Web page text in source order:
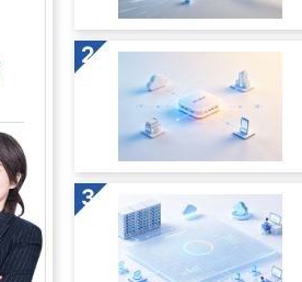
2
3